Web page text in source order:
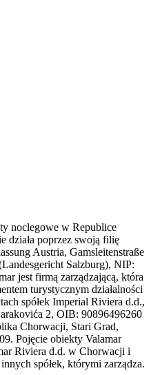
noclegowe w Republice
działa poprzez swoją filię
Austria, Gamsleitenstraße
Salzburg), NIP:
jest firmą zarządzającą, która
turystycznym działalności
spółek Imperial Riviera d.d.,
2, OIB: 90896496260
Chorwacji, Stari Grad,
Pojęcie obiekty Valamar
Riviera d.d. w Chorwacji i
spółek, którymi zarządza.